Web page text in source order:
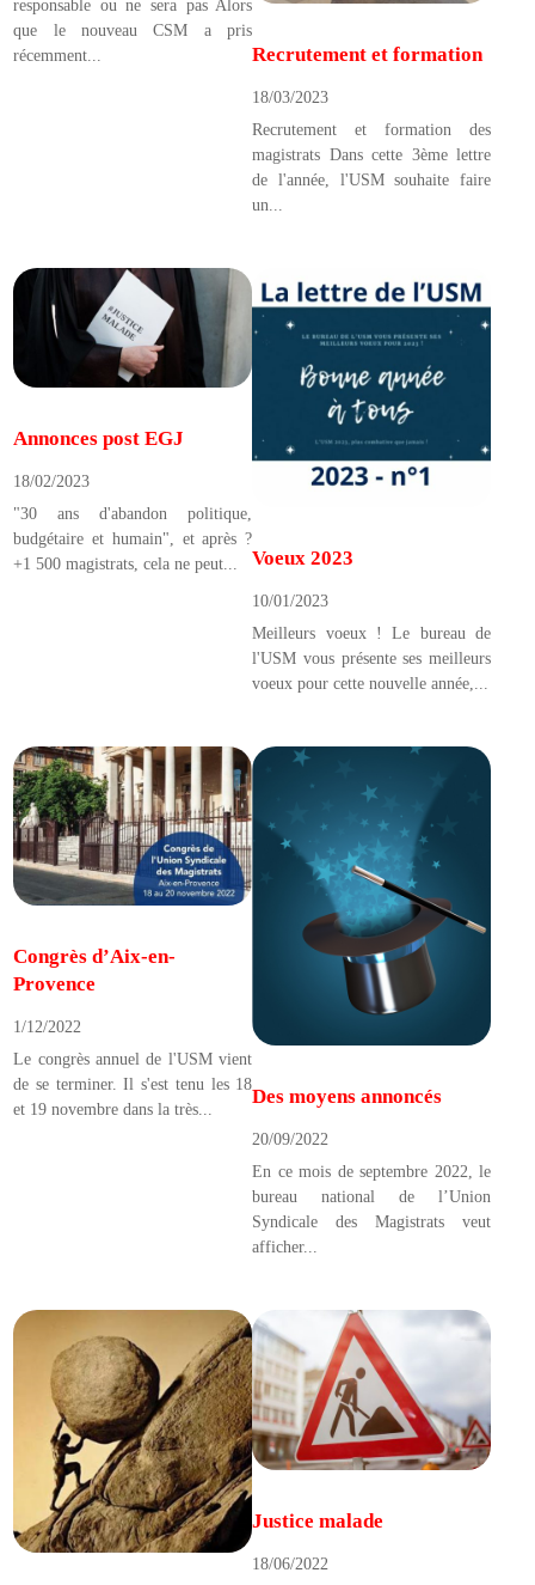
responsable ou ne sera pas Alors
que le nouveau CSM a pris
récemment...
Recrutement et formation
18/03/2023
Recrutement et formation des
magistrats Dans cette 3ème lettre
de l'année, l'USM souhaite faire
un...
Annonces post EGJ
18/02/2023
"30 ans d'abandon politique,
budgétaire et humain", et après ?
+1 500 magistrats, cela ne peut...
Voeux 2023
10/01/2023
Meilleurs voeux ! Le bureau de
l'USM vous présente ses meilleurs
voeux pour cette nouvelle année,...
Congrès d’Aix-en-
Provence
1/12/2022
Le congrès annuel de l'USM vient
de se terminer. Il s'est tenu les 18
et 19 novembre dans la très...
Des moyens annoncés
20/09/2022
En ce mois de septembre 2022, le
bureau national de l’Union
Syndicale des Magistrats veut
afficher...
Justice malade
18/06/2022